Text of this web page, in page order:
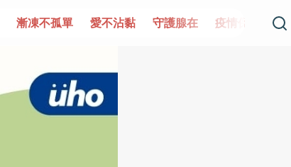
漸凍不孤單 愛不沾黏 守護腺在 疫情保衛戰